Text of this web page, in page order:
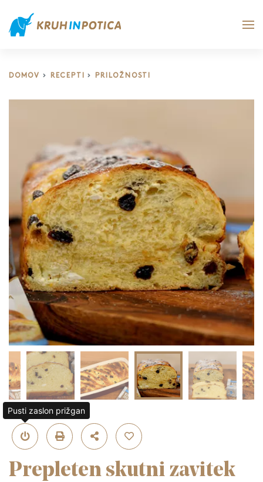
DOMOV RECEPTI PRILOŽNOSTI
Prepleten skutni zavitek
Pusti zaslon prižgan